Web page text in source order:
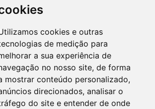
cookies e outras
de medição para
a sua experiência de
no nosso site, de forma
mostrar conteúdo personalizado,
direcionados, analisar o
do site e entender de onde